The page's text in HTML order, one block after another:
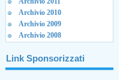
Archivio 2010
Archivio 2009
Archivio 2008
Link Sponsorizzati